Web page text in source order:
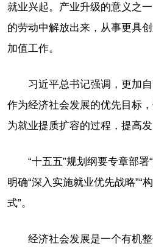
就业兴起。产业升级的意义之
的劳动中解放出来，从事更具
加值工作。
习近平总书记强调，更加
作为经济社会发展的优先目标
为就业提质扩容的过程，提高发
“十五五”规划纲要专章部署
明确“深入实施就业优先战略”“
式”。
经济社会发展是一个有机